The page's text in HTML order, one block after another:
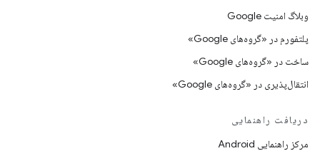
وبلاگ امنیت Google
پلتفورم در «گروه‌های Google»
ساخت در «گروه‌های Google»
انتقال‌پذیری در «گروه‌های Google»
دریافت راهنمایی
مرکز راهنمایی Android